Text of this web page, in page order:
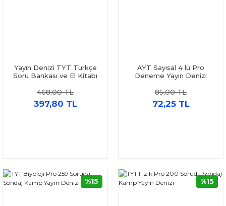
Yayın Denizi TYT Türkçe
Soru Bankası ve El Kitabı
468,00 TL
397,80 TL
AYT Sayısal 4 lü Pro
Deneme Yayın Denizi
85,00 TL
72,25 TL
%15 %15